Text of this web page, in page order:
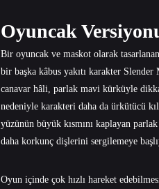
Oyuncak
Bir oyuncak ve maskot olarak
bir başka kâbus yakıtı karakter
canavar hâli, parlak mavi kürküyle
nedeniyle karakteri daha da ürkütücü
yüzünün büyük kısmını kaplayan
daha korkunç dişlerini sergilemeye
Oyun içinde çok hızlı hareket